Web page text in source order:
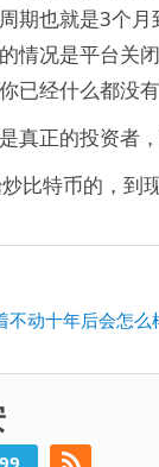
期也就是3个
情况是平台关
已经什么都没有
真正的投资者
比特币的，到
动十年后会怎么